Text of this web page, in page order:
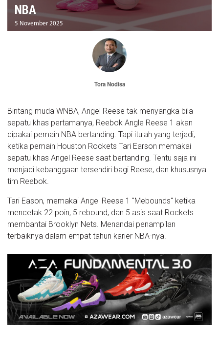
NBA
5 November 2025
Tora Nodisa
Bintang muda WNBA, Angel Reese tak menyangka bila
sepatu khas pertamanya, Reebok Angle Reese 1 akan
dipakai pemain NBA bertanding. Tapi itulah yang terjadi,
ketika pemain Houston Rockets Tari Earson memakai
sepatu khas Angel Reese saat bertanding. Tentu saja ini
menjadi kebanggaan tersendiri bagi Reese, dan khususnya
tim Reebok.
Tari Eason, memakai Angel Reese 1 "Mebounds" ketika
mencetak 22 poin, 5 rebound, dan 5 asis saat Rockets
membantai Brooklyn Nets. Menandai penampilan
terbaiknya dalam empat tahun karier NBA-nya.